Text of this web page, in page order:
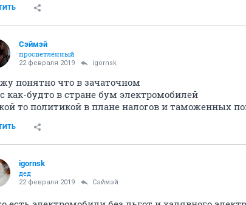
Сэймэй
просветлённый
22 февраля 2019 igornsk
понятно что в зачаточном
как-будто в стране бум электромобилей
то политикой в плане налогов и таможенных
igornsk
дед
22 февраля 2019 Сэймэй